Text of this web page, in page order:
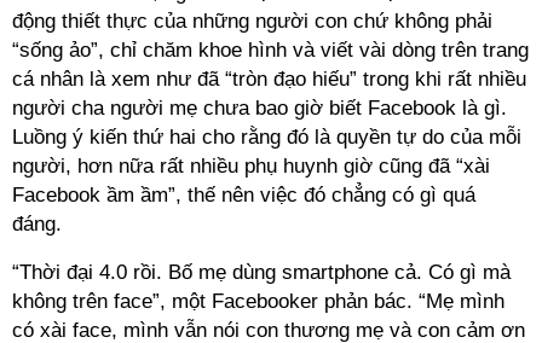
động thiết thực của những người con chứ không phải
“sống ảo”, chỉ chăm khoe hình và viết vài dòng trên trang
cá nhân là xem như đã “tròn đạo hiếu” trong khi rất nhiều
người cha người mẹ chưa bao giờ biết Facebook là gì.
Luồng ý kiến thứ hai cho rằng đó là quyền tự do của mỗi
người, hơn nữa rất nhiều phụ huynh giờ cũng đã “xài
Facebook ầm ầm”, thế nên việc đó chẳng có gì quá
đáng.
“Thời đại 4.0 rồi. Bố mẹ dùng smartphone cả. Có gì mà
không trên face”, một Facebooker phản bác. “Mẹ mình
có xài face, mình vẫn nói con thương mẹ và con cảm ơn